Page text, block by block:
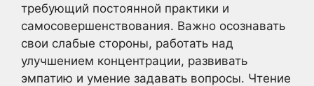
требующий постоянной практики и
самосовершенствования. Важно осознавать
свои слабые стороны, работать над
улучшением концентрации, развивать
эмпатию и умение задавать вопросы. Чтение